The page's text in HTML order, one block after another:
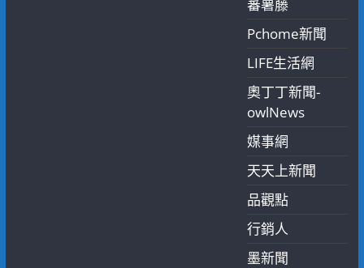
蕃薯藤
Pchome新聞
LIFE生活網
奧丁丁新聞-
owlNews
媒事網
天天上新聞
品觀點
行銷人
墨新聞